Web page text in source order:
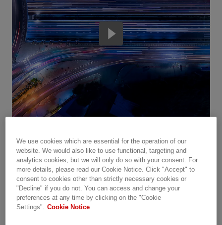
智慧城市拥抱可持续交通
系好安全带 - 净零排放之旅即刻启程。未来的移动出行
将会是一个平稳的旅程。无论是运送人员还是货运，交通
运输都从未如此致力于减少二氧化碳排放，我们在这里。
We use cookies which are essential for the operation of our
website. We would also like to use functional, targeting and
analytics cookies, but we will only do so with your consent. For
more details, please read our Cookie Notice. Click "Accept" to
consent to cookies other than strictly necessary cookies or
"Decline" if you do not. You can access and change your
preferences at any time by clicking on the "Cookie
Settings". Cookie Notice